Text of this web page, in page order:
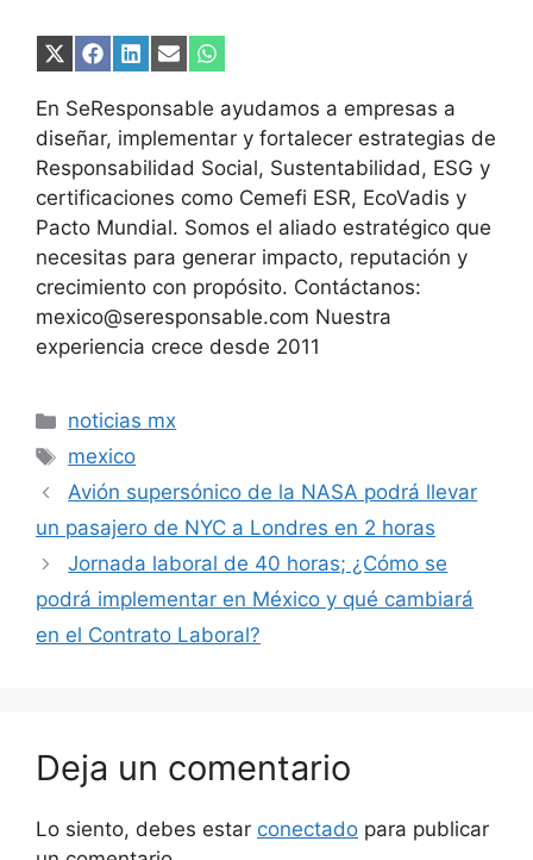
Compartir
X
(Twitter)
Compartir
Facebook
Compartir
LinkedIn
Compartir
Email
Compartir
WhatsApp
En SeResponsable ayudamos a empresas a
diseñar, implementar y fortalecer estrategias de
Responsabilidad Social, Sustentabilidad, ESG y
certificaciones como Cemefi ESR, EcoVadis y
Pacto Mundial. Somos el aliado estratégico que
necesitas para generar impacto, reputación y
crecimiento con propósito. Contáctanos:
mexico@seresponsable.com Nuestra
experiencia crece desde 2011
Categorías
noticias mx
Etiquetas
mexico
Avión supersónico de la NASA podrá llevar
un pasajero de NYC a Londres en 2 horas
Jornada laboral de 40 horas; ¿Cómo se
podrá implementar en México y qué cambiará
en el Contrato Laboral?
Deja un comentario
Lo siento, debes estar conectado para publicar